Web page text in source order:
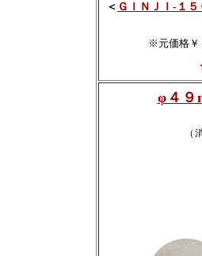
＜ ＧＩＮＪＩ-１５
※元価格￥
φ４９
（